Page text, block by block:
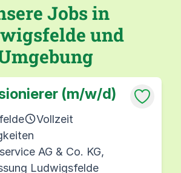
Jobs in
und
(m/w/d)
Vollzeit
AG & Co. KG,
Ludwigsfelde